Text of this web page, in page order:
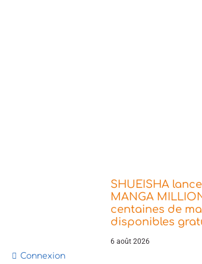
Connexion
SHUEISHA
MANGA
centaines de
disponibles
6 août 2026